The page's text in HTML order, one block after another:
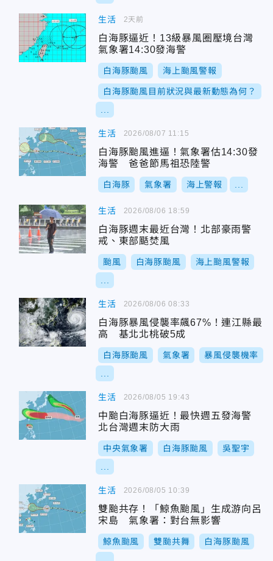
生活
白海豚逼近！13級暴風圈壓境台灣
氣象署14:30發海警
白海豚颱風 海上颱風警報
白海豚颱風目前狀況與最新動態為何？
2天前
生活
白海豚颱風進逼！氣象署估14:30發
海警 爸爸節馬祖恐陸警
白海豚 氣象署 海上警報
2026/08/07 11:15
生活
白海豚週末最近台灣！北部豪雨警
戒、東部颳焚風
颱風 白海豚颱風 海上颱風警報
2026/08/06 18:59
生活
白海豚暴風侵襲率飆67%！連江縣最
高 基北北桃破5成
白海豚颱風 氣象署 暴風侵襲機率
2026/08/06 08:33
生活
中颱白海豚逼近！最快週五發海警
北台灣週末防大雨
中央氣象署 白海豚颱風 吳聖宇
2026/08/05 19:43
生活
雙颱共存！「鯨魚颱風」生成游向呂
宋島 氣象署：對台無影響
鯨魚颱風 雙颱共舞 白海豚颱風
2026/08/05 10:39